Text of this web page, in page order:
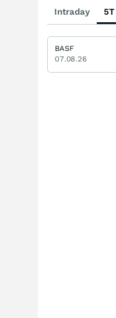
Intraday 5T
BASF
07.08.26